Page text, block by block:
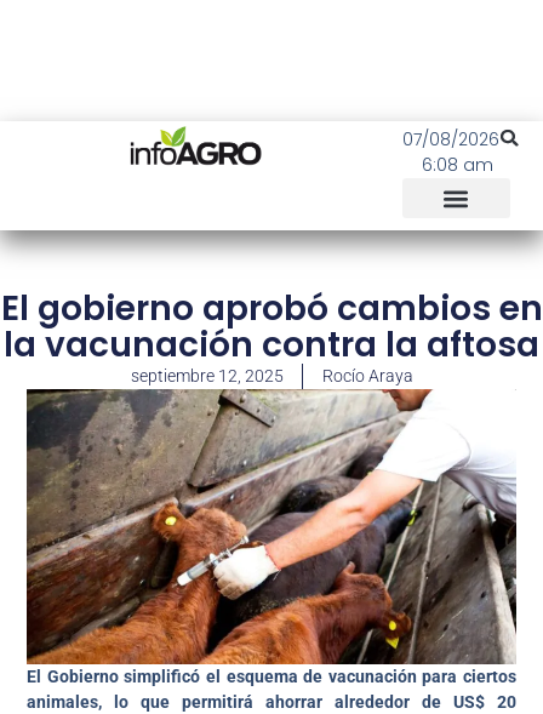
07/08/2026
6:08 am
El gobierno aprobó cambios en
la vacunación contra la aftosa
septiembre 12, 2025 Rocío Araya
El Gobierno simplificó el esquema de vacunación para ciertos
animales, lo que permitirá ahorrar alrededor de US$ 20